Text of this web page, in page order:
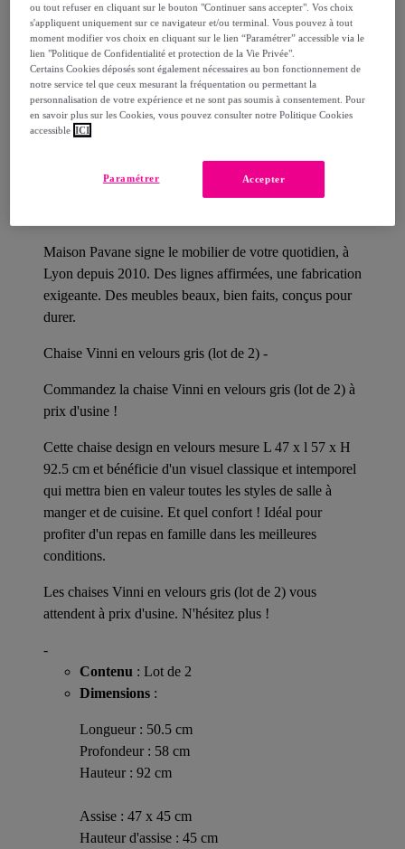
Livraison estimée: entre le 13/08et le16/08
Comment ça marche ?
Détails sur votre produit
Maison Pavane signe le mobilier de votre quotidien, à
Lyon depuis 2010. Des lignes affirmées, une fabrication
exigeante. Des meubles beaux, bien faits, conçus pour
durer.
Chaise Vinni en velours gris (lot de 2) -
Commandez la chaise Vinni en velours gris (lot de 2) à
prix d'usine !
Cette chaise design en velours mesure L 47 x l 57 x H
92.5 cm et bénéficie d'un visuel classique et intemporel
qui mettra bien en valeur toutes les styles de salle à
manger et de cuisine. Et quel confort ! Idéal pour
profiter d'un repas en famille dans les meilleures
conditions.
Les chaises Vinni en velours gris (lot de 2) vous
attendent à prix d'usine. N'hésitez plus !
-
Contenu : Lot de 2
Dimensions :
Longueur : 50.5 cm
Profondeur : 58 cm
Hauteur : 92 cm
Assise : 47 x 45 cm
Hauteur d'assise : 45 cm
ou tout refuser en cliquant sur le bouton "Continuer sans accepter". Vos choix
s'appliquent uniquement sur ce navigateur et/ou terminal. Vous pouvez à tout
moment modifier vos choix en cliquant sur le lien “Paramétrer” accessible via le
lien "Politique de Confidentialité et protection de la Vie Privée".
Certains Cookies déposés sont également nécessaires au bon fonctionnement de
notre service tel que ceux mesurant la fréquentation ou permettant la
personnalisation de votre expérience et ne sont pas soumis à consentement. Pour
en savoir plus sur les Cookies, vous pouvez consulter notre Politique Cookies
accessible ICI
Accepter
Paramétrer